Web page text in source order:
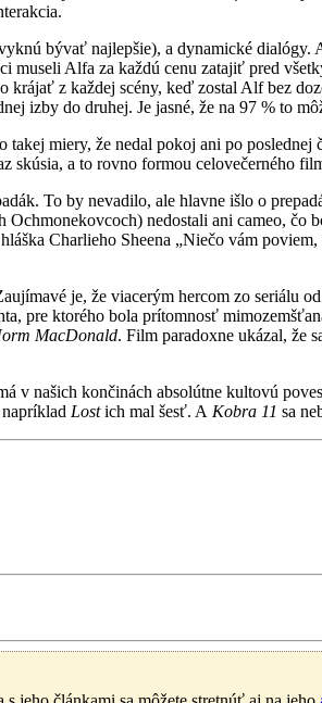
bývať najlepšie), a dynamické
museli Alfa za každú cenu zatajiť pred
z každej scény, keď zostal Alf bez
izby do druhej. Je jasné, že na 97 % to
miery, že nedal pokoj ani po
skúsia, a to rovno formou celovečerného
To by nevadilo, ale hlavne išlo o
nedostali ani cameo,
Charlieho Sheena „Niečo vám
je, že viacerým hercom zo seriálu
pre ktorého bola prítomnosť
MacDonald. Film paradoxne ukázal, že
v našich končinách absolútne kultovú
Lostich mal šesť. A Kobra 11 sa